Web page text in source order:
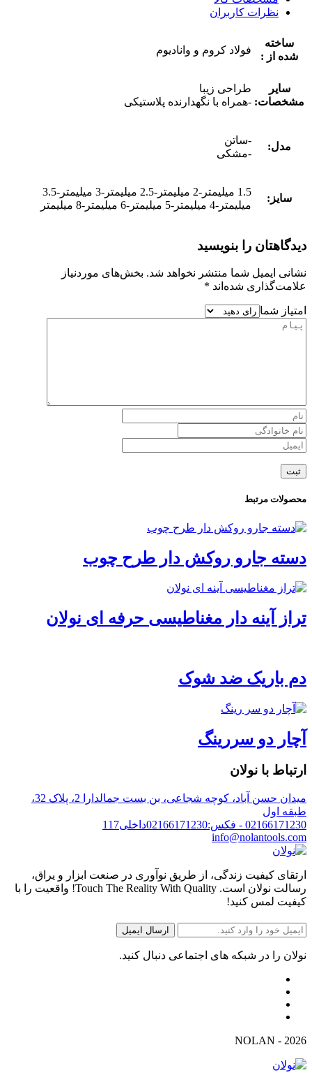
نظرات کاربران
ساخته
شده از :
فولاد کروم و وانادیوم
سایر
مشخصات:
طراحی زیبا
-همراه با نگهدارنده پلاستیکی
مدل:
-ساتن
-مشکی
سایز:
1.5 میلیمتر-2 میلیمتر-2.5 میلیمتر-3 میلیمتر-3.5
میلیمتر-4 میلیمتر-5 میلیمتر-6 میلیمتر-8 میلیمتر
دیدگاهتان را بنویسید
نشانی ایمیل شما منتشر نخواهد شد. بخش‌های موردنیاز
علامت‌گذاری شده‌اند *
امتیاز شما
محصولات مرتبط
دسته جارو روكش دار طرح چوب
تراز آینه دار مغناطیسی حرفه ای نولان
دم باریک ضد شوک
آچار دو سررینگ
ارتباط با نولان
میدان حسن آباد، کوچه شجاعی، بن بست جمالدارا 2، پلاک 32،
طبقه اول
02166171230 - فکس:02166171230داخلی117
info@nolantools.com
ارتقای کیفیت زندگی، از طریق نوآوری در صنعت ابزار و یراق،
رسالت نولان است. Touch The Reality With Quality! واقعیت را با
کیفیت لمس کنید!
نولان را در شبکه های اجتماعی دنبال کنید.
2026 - NOLAN